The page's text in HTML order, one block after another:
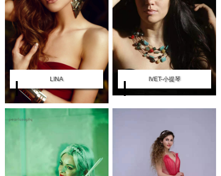
LINA IVET-小提琴